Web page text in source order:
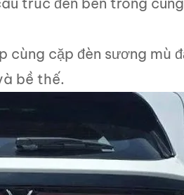
cùng cặp đèn sương mù
bề thế.